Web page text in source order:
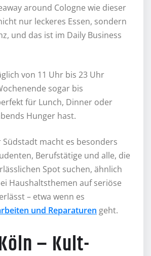
around Cologne wie dieser
nur leckeres Essen, sondern
und das ist im Daily Business
von 11 Uhr bis 23 Uhr
sogar bis
für Lunch, Dinner oder
Hunger hast.
Südstadt macht es besonders
Berufstätige und alle, die
Spot suchen, ähnlich
Haushaltsthemen auf seriöse
– etwa wenn es
und Reparaturen geht.
– Kult-